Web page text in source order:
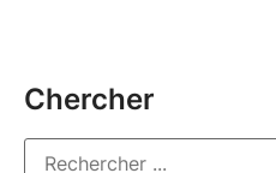
Chercher